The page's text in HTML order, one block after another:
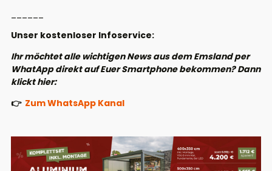
Unser kostenloser Infoservice:
Ihr möchtet alle wichtigen News aus dem Emsland per
WhatApp direkt auf Euer Smartphone bekommen? Dann
klickt hier:
👉 Zum WhatsApp Kanal